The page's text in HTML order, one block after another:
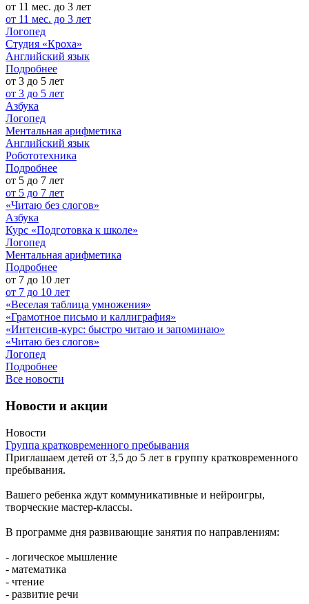
от 11 мес. до 3 лет
от 11 мес. до 3 лет
Логопед
Студия «Кроха»
Английский язык
Подробнее
от 3 до 5 лет
от 3 до 5 лет
Азбука
Логопед
Ментальная арифметика
Английский язык
Робототехника
Подробнее
от 5 до 7 лет
от 5 до 7 лет
«Читаю без слогов»
Азбука
Курс «Подготовка к школе»
Логопед
Ментальная арифметика
Подробнее
от 7 до 10 лет
от 7 до 10 лет
«Веселая таблица умножения»
«Грамотное письмо и каллиграфия»
«Интенсив-курс: быстро читаю и запоминаю»
«Читаю без слогов»
Логопед
Подробнее
Все новости
Новости и акции
Новости
Группа кратковременного пребывания
Приглашаем детей от 3,5 до 5 лет в группу кратковременного
пребывания.
Вашего ребенка ждут коммуникативные и нейроигры,
творческие мастер-классы.
В программе дня развивающие занятия по направлениям:
- логическое мышление
- математика
- чтение
- развитие речи